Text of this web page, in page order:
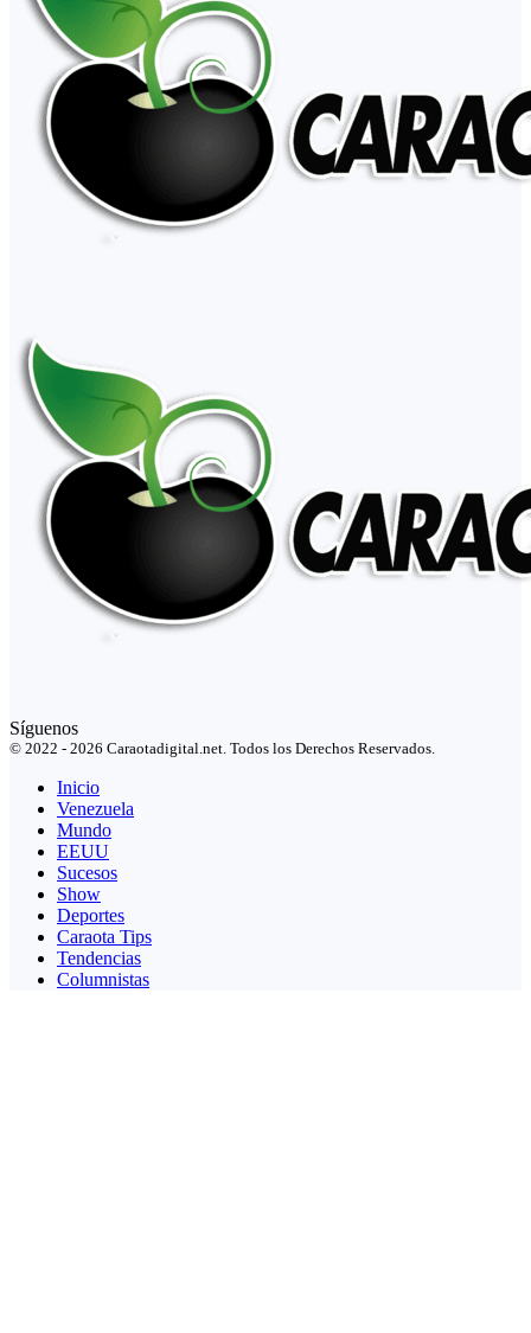
Síguenos
© 2022 - 2026 Caraotadigital.net. Todos los Derechos Reservados.
Inicio
Venezuela
Mundo
EEUU
Sucesos
Show
Deportes
Caraota Tips
Tendencias
Columnistas